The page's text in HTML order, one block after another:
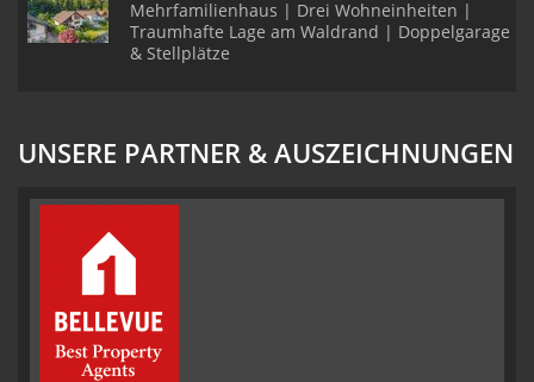
Mehrfamilienhaus | Drei Wohneinheiten |
Traumhafte Lage am Waldrand | Doppelgarage
& Stellplätze
UNSERE PARTNER & AUSZEICHNUNGEN